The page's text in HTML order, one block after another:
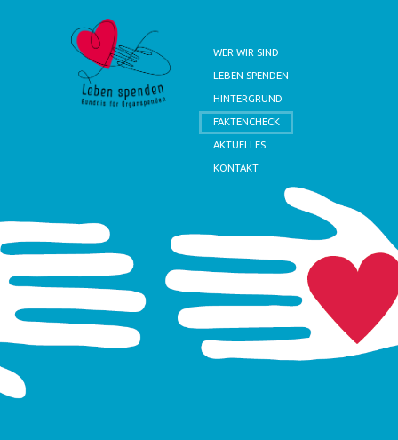
WER WIR SIND
LEBEN SPENDEN
HINTERGRUND
FAKTENCHECK
AKTUELLES
KONTAKT